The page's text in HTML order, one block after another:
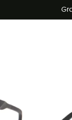
Zomeraanbiedingen